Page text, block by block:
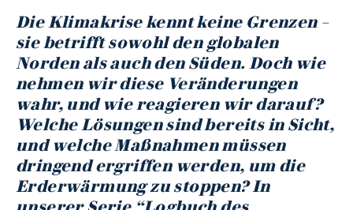
Die Klimakrise kennt keine Grenzen –
sie betrifft sowohl den globalen
Norden als auch den Süden. Doch wie
nehmen wir diese Veränderungen
wahr, und wie reagieren wir darauf?
Welche Lösungen sind bereits in Sicht,
und welche Maßnahmen müssen
dringend ergriffen werden, um die
Erderwärmung zu stoppen? In